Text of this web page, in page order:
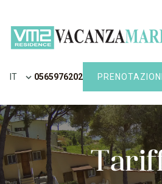
IT 0565976202 PRENOTAZIONI